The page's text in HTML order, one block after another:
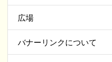
広場
バナーリンクについて